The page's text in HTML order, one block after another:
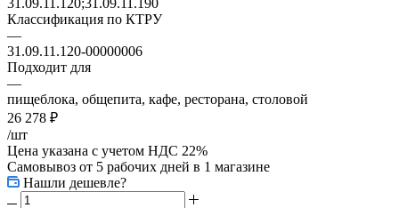
Классификация по КТРУ
—
31.09.11.120-00000006
Подходит для
—
пищеблока, общепита, кафе, ресторана, столовой
26 278 ₽
/шт
Цена указана с учетом НДС 22%
Самовывоз от 5 рабочих дней в 1 магазине
Нашли дешевле?